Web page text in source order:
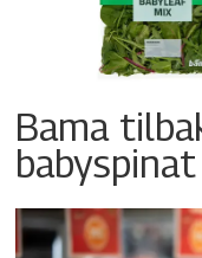
Bama